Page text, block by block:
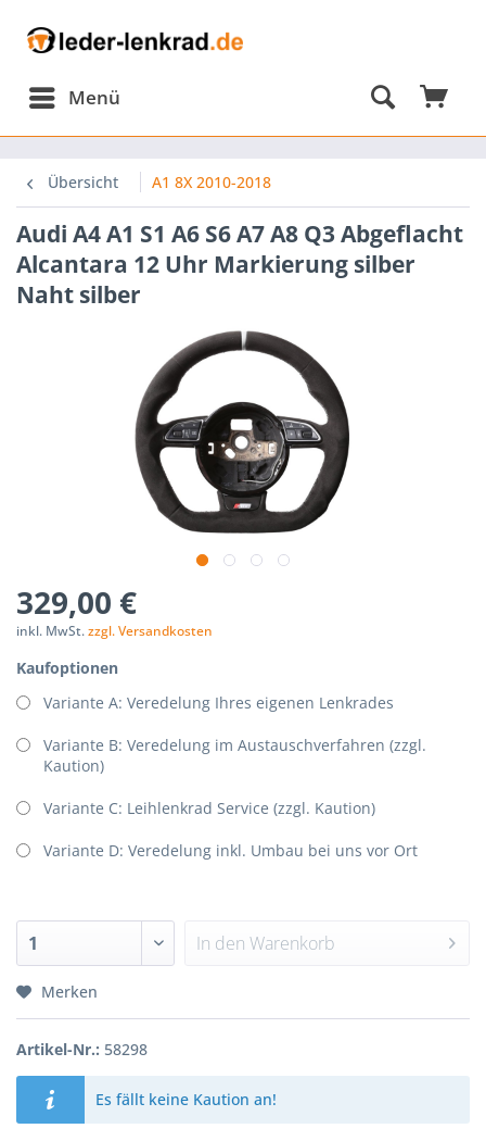
Menü
Übersicht A1 8X 2010-2018
Audi A4 A1 S1 A6 S6 A7 A8 Q3 Abgeflacht
Alcantara 12 Uhr Markierung silber
Naht silber
329,00 €
inkl. MwSt.zzgl. Versandkosten
Kaufoptionen
Variante A: Veredelung Ihres eigenen Lenkrades
Variante B: Veredelung im Austauschverfahren (zzgl.
Kaution)
Variante C: Leihlenkrad Service (zzgl. Kaution)
Variante D: Veredelung inkl. Umbau bei uns vor Ort
In den Warenkorb
Merken
Artikel-Nr.: 58298
Es fällt keine Kaution an!